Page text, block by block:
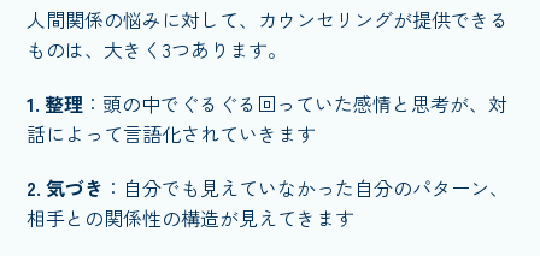
人間関係の悩みに対して、カウンセリングが提供できる
ものは、大きく3つあります。
1. 整理 ：頭の中でぐるぐる回っていた感情と思考が、対
話によって言語化されていきます
2. 気づき ：自分でも見えていなかった自分のパターン、
相手との関係性の構造が見えてきます